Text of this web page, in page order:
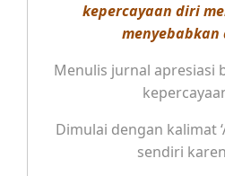
kepercayaan diri
menyebabkan
Menulis jurnal apresiasi
Dimulai dengan kalimat
sendiri